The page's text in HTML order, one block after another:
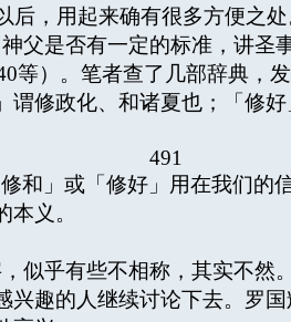
，用起来确有很多方便之处
父是否有一定的标准，讲圣
等）。笔者查了几部辞典，
修政化、和诸夏也；「修
491
和」或「修好」用在我们的
义。
似乎有些不相称，其实不然
趣的人继续讨论下去。罗